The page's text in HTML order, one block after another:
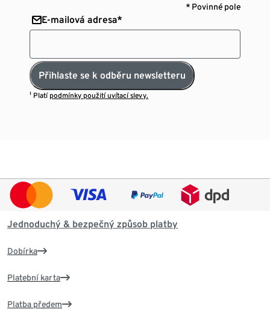
* Povinné pole
E-mailová adresa*
Přihlaste se k odběru newsletteru
¹ Platí podmínky použití uvítací slevy.
Jednoduchý & bezpečný způsob platby
Dobírka
Platební karta
Platba předem